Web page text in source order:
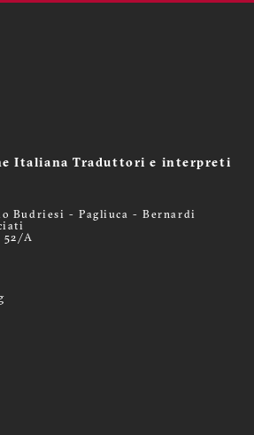
Italiana Traduttori e interpreti
Budriesi - Pagliuca - Bernardi
52/A